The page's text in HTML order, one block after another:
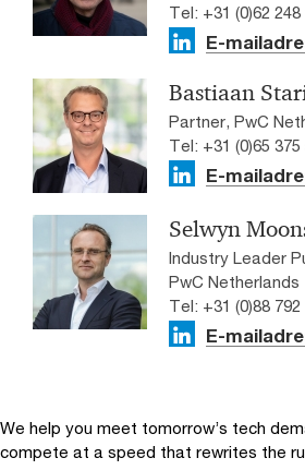
Tel: +31 (0)62 248
E-
Bastiaan
Partner, PwC
Tel: +31 (0)65 375
E-
Selwyn
Industry Leader
PwC Netherlands
Tel: +31 (0)88 792
E-
We help you meet tomorrow’s tech
compete at a speed that rewrites the